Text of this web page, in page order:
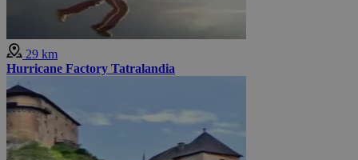
29 km
Hurricane Factory Tatralandia